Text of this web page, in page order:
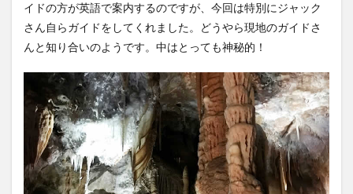
イドの方が英語で案内するのですが、今回は特別にジャック
さん自らガイドをしてくれました。どうやら現地のガイドさ
んと知り合いのようです。中はとっても神秘的！